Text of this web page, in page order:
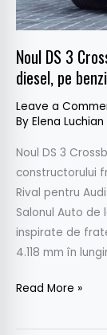
Noul DS 3
diesel, pe
Leave a
By Elena Luchian
Noul DS 3
constructorului
Rival pentru
Salonul Auto de
inspirate de
4.118 mm în
diesel,
pe
și
electrică
Read More »